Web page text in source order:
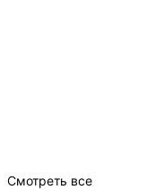
Смотреть все